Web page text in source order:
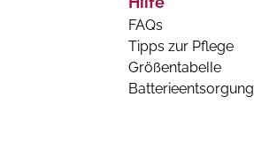
FAQs
Tipps zur Pflege
Größentabelle
Batterieentsorgung